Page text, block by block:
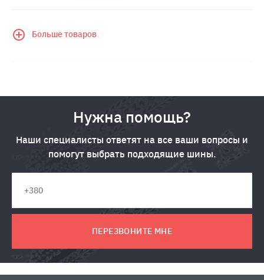
Больше товаров
Нужна помощь?
Наши специалисты ответят на все ваши вопросы и
помогут выбрать подходящие шины.
ПЕРЕЗВОНИТЕ МНЕ